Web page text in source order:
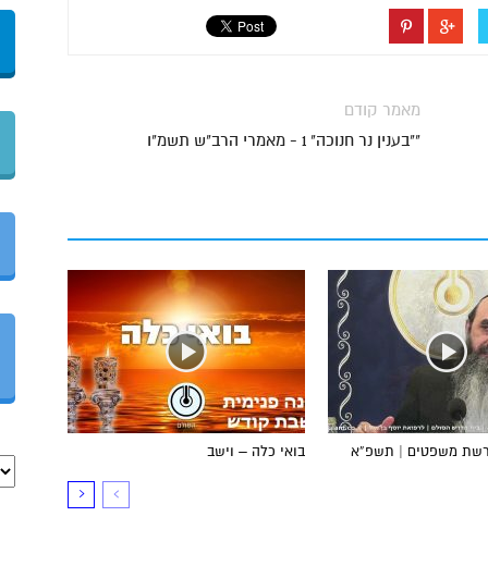
מאמר קודם
""בענין נר חנוכה" 1 - מאמרי הרב"ש תשמ"ו
בואי כלה – וישב משפטים | תשפ”א